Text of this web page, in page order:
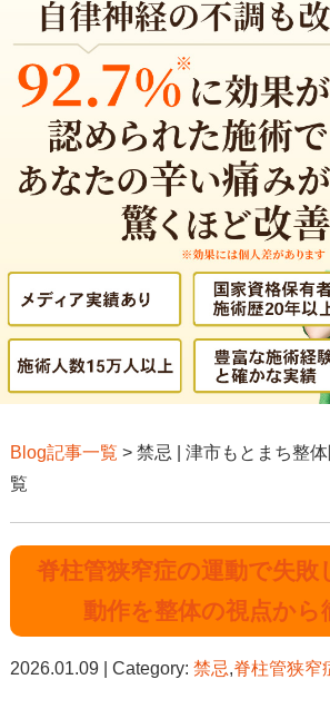
Blog記事一覧 > 禁忌 | 津市もとまち整
覧
脊柱管狭窄症の運動で失敗
動作を整体の視点から
2026.01.09 | Category: 禁忌,脊柱管狭窄